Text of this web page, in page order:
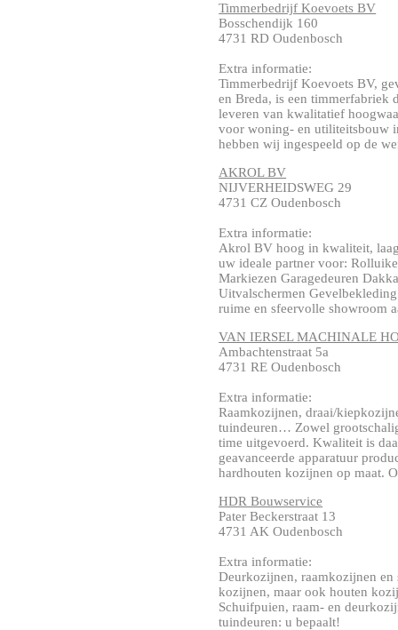
Timmerbedrijf Koevoets BV
Bosschendijk 160
4731 RD Oudenbosch
Extra informatie:
Timmerbedrijf Koevoets BV,
en Breda, is een timmerfabriek
leveren van kwalitatief
voor woning- en utiliteitsbouw
hebben wij ingespeeld op de
AKROL BV
NIJVERHEIDSWEG 29
4731 CZ Oudenbosch
Extra informatie:
Akrol BV hoog in kwaliteit,
uw ideale partner voor:
Markiezen Garagedeuren
Uitvalschermen
ruime en sfeervolle showroom
VAN IERSEL MACHINALE
Ambachtenstraat 5a
4731 RE Oudenbosch
Extra informatie:
Raamkozijnen, draai/
tuindeuren… Zowel
time uitgevoerd. Kwaliteit is
geavanceerde apparatuur
hardhouten kozijnen op maat.
HDR Bouwservice
Pater Beckerstraat 13
4731 AK Oudenbosch
Extra informatie:
Deurkozijnen, raamkozijnen en
kozijnen, maar ook houten
Schuifpuien, raam- en
tuindeuren: u bepaalt!